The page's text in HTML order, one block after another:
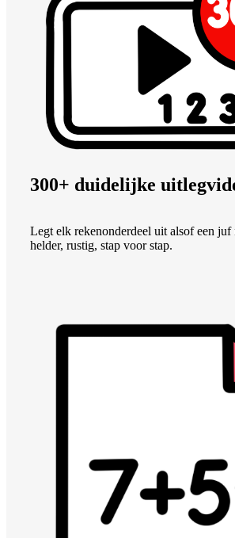
300+ duidelijke
Legt elk rekenonderdeel uit alsof een juf
helder, rustig, stap voor stap.